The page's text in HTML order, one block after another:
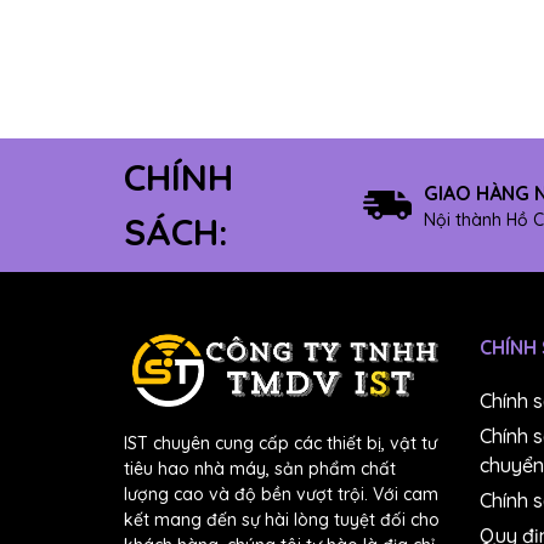
8" Không keo
Máy mài dây
#4000
#5000
#7000
#8000
Dung dịch chuẩn pH
Máy đúc
Bút đo NO3-
CHÍNH
SÁCH:
GIAO HÀNG
Nội thành Hồ
IST chuyên cung cấp các thiết bị, vật tư
tiêu hao nhà máy, sản phẩm chất
lượng cao và độ bền vượt trội. Với cam
kết mang đến sự hài lòng tuyệt đối cho
CHÍNH
Chính
Chính
chuyển
Chính
Quy